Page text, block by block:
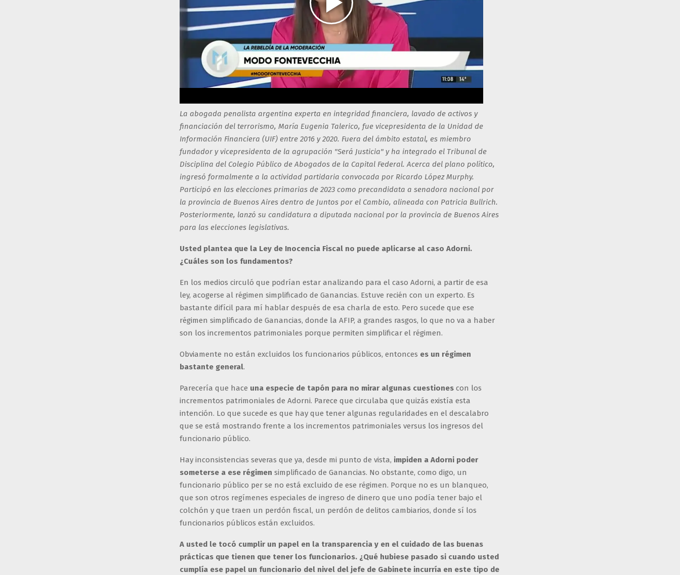
La abogada penalista argentina experta en integridad financiera, lavado de activos y
financiación del terrorismo, María Eugenia Talerico, fue vicepresidenta de la Unidad de
Información Financiera (UIF) entre 2016 y 2020. Fuera del ámbito estatal, es miembro
fundador y vicepresidenta de la agrupación "Será Justicia" y ha integrado el Tribunal de
Disciplina del Colegio Público de Abogados de la Capital Federal. Acerca del plano político,
ingresó formalmente a la actividad partidaria convocada por Ricardo López Murphy.
Participó en las elecciones primarias de 2023 como precandidata a senadora nacional por
la provincia de Buenos Aires dentro de Juntos por el Cambio, alineada con Patricia Bullrich.
Posteriormente, lanzó su candidatura a diputada nacional por la provincia de Buenos Aires
para las elecciones legislativas.
Usted plantea que la Ley de Inocencia Fiscal​ no puede aplicarse al caso Adorni.
¿Cuáles son los fundamentos?
En los medios circuló que podrían estar analizando para el caso Adorni, a partir de esa
ley, acogerse al régimen simplificado de Ganancias. Estuve recién con un experto. Es
bastante difícil para mí hablar después de esa charla de esto. Pero sucede que ese
régimen simplificado de Ganancias, donde la AFIP, a grandes rasgos, lo que no va a haber
son los incrementos patrimoniales porque permiten simplificar el régimen.
Obviamente no están excluidos los funcionarios públicos, entonces es un régimen
bastante general.
Parecería que hace una especie de tapón para no mirar algunas cuestiones con los
incrementos patrimoniales de Adorni. Parece que circulaba que quizás existía esta
intención. Lo que sucede es que hay que tener algunas regularidades en el descalabro
que se está mostrando frente a los incrementos patrimoniales versus los ingresos del
funcionario público.
Hay inconsistencias severas que ya, desde mi punto de vista, impiden a Adorni poder
someterse a ese régimen simplificado de Ganancias. No obstante, como digo, un
funcionario público per se no está excluido de ese régimen. Porque no es un blanqueo,
que son otros regímenes especiales de ingreso de dinero que uno podía tener bajo el
colchón y que traen un perdón fiscal, un perdón de delitos cambiarios, donde sí los
funcionarios públicos están excluidos.
A usted le tocó cumplir un papel en la transparencia y en el cuidado de las buenas
prácticas que tienen que tener los funcionarios. ¿Qué hubiese pasado si cuando usted
cumplía ese papel un funcionario del nivel del jefe de Gabinete incurría en este tipo de